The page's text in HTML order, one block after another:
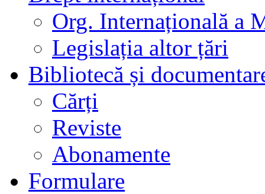
Org. Internațională a
Legislația altor țări
Bibliotecă și
Cărți
Reviste
Abonamente
Formulare